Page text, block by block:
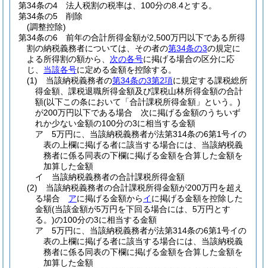
第34条の4
法人税割の税率は、100分の8.4とする。
第34条の5
削除
(調整控除)
第34条の6
前年の合計所得金額が2,500万円以下である所得
割の納税義務者については、その者の第34条の3の規定に
よる所得割の額から、 次の各号に掲げる場合の区分に応
じ、 当該各号に定める金額を控除する。
(1)
当該納税義務者の第34条の3第2項に規定する課税総所
得金額、課税退職所得金額及び課税山林所得金額の合計
額(以下この条において「合計課税所得金額」という。)
が200万円以下である場合 次に掲げる金額のうちいず
れか少ない金額の100分の3に相当する金額
ア
5万円に、当該納税義務者が法第314条の6第1号イの
表の上欄に掲げる者に該当する場合には、当該納税義
務者に係る同表の下欄に掲げる金額を合算した金額を
加算した金額
イ
当該納税義務者の合計課税所得金額
(2)
当該納税義務者の合計課税所得金額が200万円を超え
る場合 アに掲げる金額からイに掲げる金額を控除した
金額(当該金額が5万円を下回る場合には、5万円とす
る。)の100分の3に相当する金額
ア
5万円に、当該納税義務者が法第314条の6第1号イの
表の上欄に掲げる者に該当する場合には、当該納税義
務者に係る同表の下欄に掲げる金額を合算した金額を
加算した金額